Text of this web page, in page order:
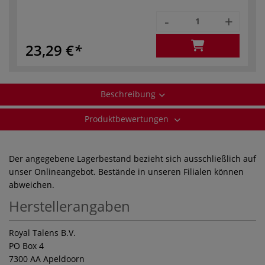
23,29 €
- +
Beschreibung
Produktbewertungen
Der angegebene Lagerbestand bezieht sich ausschließlich auf
unser Onlineangebot. Bestände in unseren Filialen können
abweichen.
Herstellerangaben
Royal Talens B.V.
PO Box 4
7300 AA Apeldoorn